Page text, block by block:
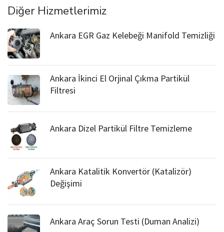
Diğer Hizmetlerimiz
Ankara EGR Gaz Kelebeği Manifold Temizliği
Ankara İkinci El Orjinal Çıkma Partikül
Filtresi
Ankara Dizel Partikül Filtre Temizleme
Ankara Katalitik Konvertör (Katalizör)
Değişimi
Ankara Araç Sorun Testi (Duman Analizi)